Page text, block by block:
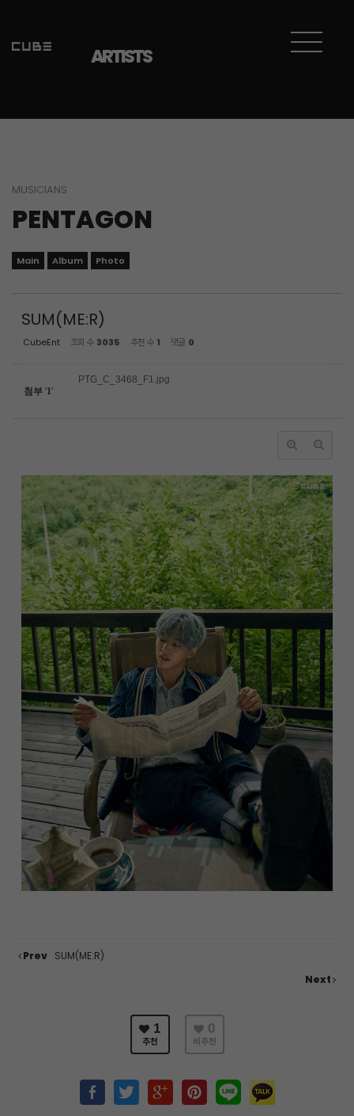
ARTISTS
MUSICIANS
PENTAGON
Main Album Photo
SUM(ME:R)
CubeEnt 조회 수 3035 추천 수 1 댓글 0
첨부 '1'
PTG_C_3468_F1.jpg
Prev SUM(ME:R)
Next
1
추천
0
비추천